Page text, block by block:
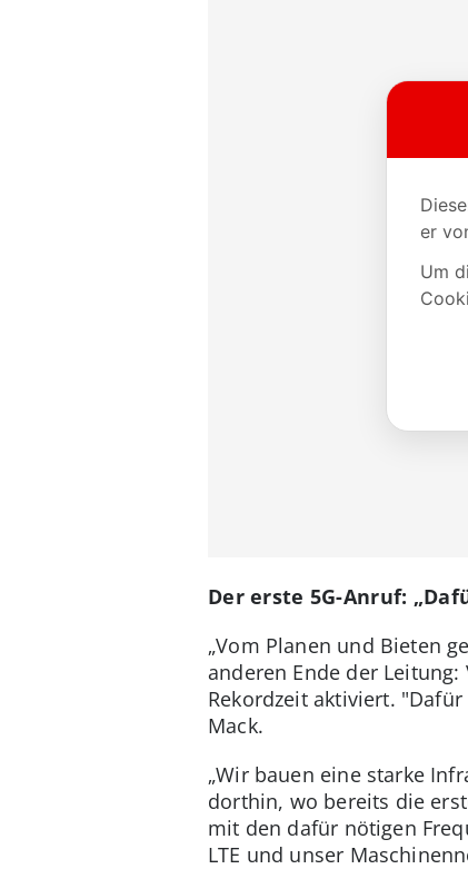
Der erste 5G-Anruf:
„Vom Planen und Bieten
anderen Ende der
Rekordzeit aktiviert.
Mack.
„Wir bauen eine starke
dorthin, wo bereits die
mit den dafür nötigen
LTE und unser